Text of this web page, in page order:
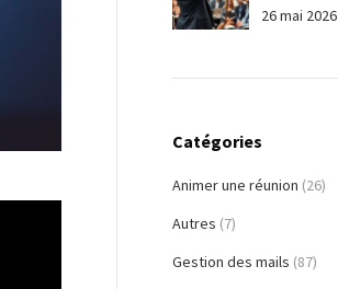
26 mai 2026
Catégories
Animer une réunion (26)
Autres (7)
Gestion des mails (87)